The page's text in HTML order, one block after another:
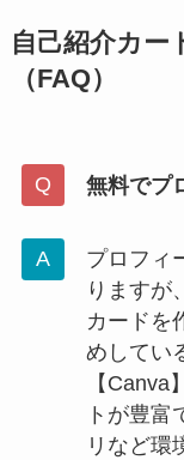
自己紹介カー
（FAQ）
無料でプ
プロフィ
りますが
カードを
めしてい
【
トが豊
リなど環